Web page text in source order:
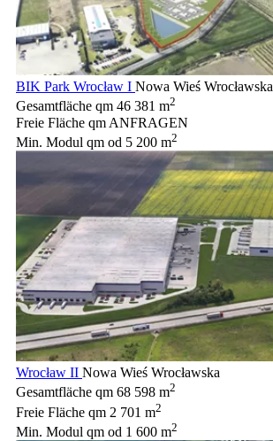
BIK Park Wrocław I Nowa Wieś Wrocławska
Gesamtfläche qm 46 381 m2
Freie Fläche qm ANFRAGEN
Min. Modul qm od 5 200 m2
Wrocław II Nowa Wieś Wrocławska
Gesamtfläche qm 68 598 m2
Freie Fläche qm 2 701 m2
Min. Modul qm od 1 600 m2